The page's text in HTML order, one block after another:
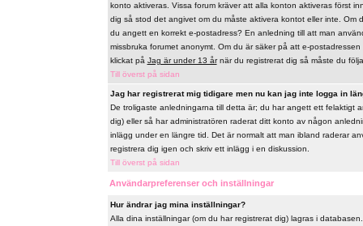
konto aktiveras. Vissa forum kräver att alla konton aktiveras först
dig så stod det angivet om du måste aktivera kontot eller inte.
du angett en korrekt e-postadress? En anledning till att man
missbruka forumet anonymt. Om du är säker på att e-
klickat på Jag är under 13 årnär du registrerat dig så måste du
Till överst på sidan
Jag har registrerat mig tidigare men nu kan jag inte logga in
De troligaste anledningarna till detta är; du har angett ett felaktigt
dig) eller så har administratören raderat ditt konto av någon
inlägg under en längre tid. Det är normalt att man ibland raderar
registrera dig igen och skriv ett inlägg i en diskussion.
Till överst på sidan
Användarpreferenser och inställningar
Hur ändrar jag mina inställningar?
Alla dina inställningar (om du har registrerat dig) lagras i